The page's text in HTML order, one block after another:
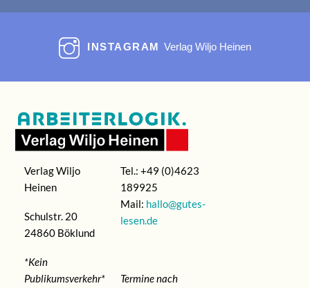
INSTAGRAM Verlag Wiljo Heinen
Verlag Wiljo
Heinen
Schulstr. 20
24860 Böklund
*Kein
Publikumsverkehr*
Tel.: +49 (0)4623
189925
Mail: hallo@gutes-
lesen.de
Termine nach